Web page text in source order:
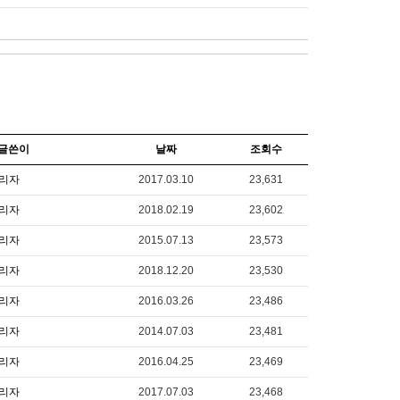
쓴이 날짜 조회수
자 2017.03.10 23,631
자 2018.02.19 23,602
자 2015.07.13 23,573
자 2018.12.20 23,530
자 2016.03.26 23,486
자 2014.07.03 23,481
자 2016.04.25 23,469
자 2017.07.03 23,468